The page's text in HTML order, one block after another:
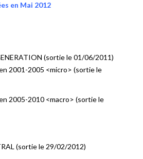
en Mai 2012
(sortie le 01/06/2011)
2001-2005 <micro> (sortie le
2005-2010 <macro> (sortie le
(sortie le 29/02/2012)